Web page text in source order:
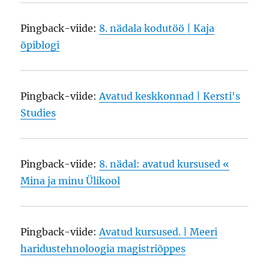
Pingback-viide: 8. nädala kodutöö | Kaja
õpiblogi
Pingback-viide:Avatud keskkonnad | Kersti's
Studies
Pingback-viide: 8. nädal: avatud kursused «
Mina ja minu Ülikool
Pingback-viide:Avatud kursused. | Meeri
haridustehnoloogia magistriõppes